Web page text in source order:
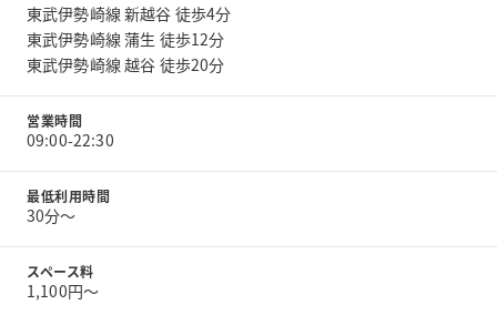
東武伊勢崎線 新越谷 徒歩4分
東武伊勢崎線 蒲生 徒歩12分
東武伊勢崎線 越谷 徒歩20分
営業時間
09:00-22:30
最低利用時間
30分〜
スペース料
1,100円〜